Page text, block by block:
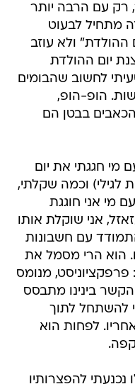
רק עם הרבה יותר
מתחיל לבעוט
ההולדת" ולא עוזב
יום ההולדת
לחשוב שהבומים
הופ-הופ,
בבטן הם
מי חגגתי את יום
לגילי) וכמה שקלתי,
מי אני חוגגת
אני שוקלת אותו
עם חשבונות
הוא הרי מסמל את
מנומס
בינינו מתבסס
להשתחל לתוך
לפחות הוא
להפצרותיו